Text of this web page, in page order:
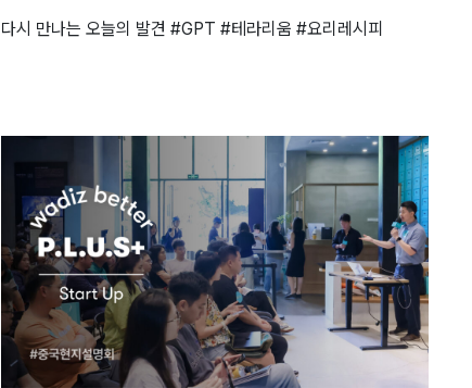
다시 만나는 오늘의 발견 #GPT #테라리움 #요리레시피